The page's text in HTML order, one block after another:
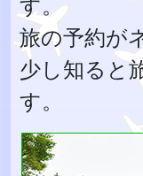
旅の予約が
少し知ると
す。